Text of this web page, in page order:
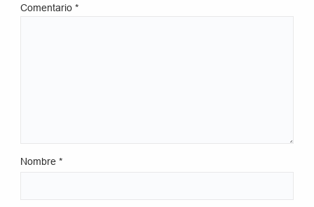
Comentario*
Nombre*